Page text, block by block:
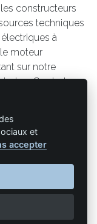
les constructeurs
techniques
à
moteur
sur notre
Ce n’est pas
des gens et pas
et
accepter